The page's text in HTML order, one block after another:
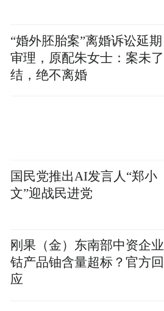
“婚外胚胎案”离婚诉讼延期
审理，原配朱女士：案未了
结，绝不离婚
国民党推出AI发言人“郑小
文”迎战民进党
刚果（金）东南部中资企业
钴产品铀含量超标？官方回
应